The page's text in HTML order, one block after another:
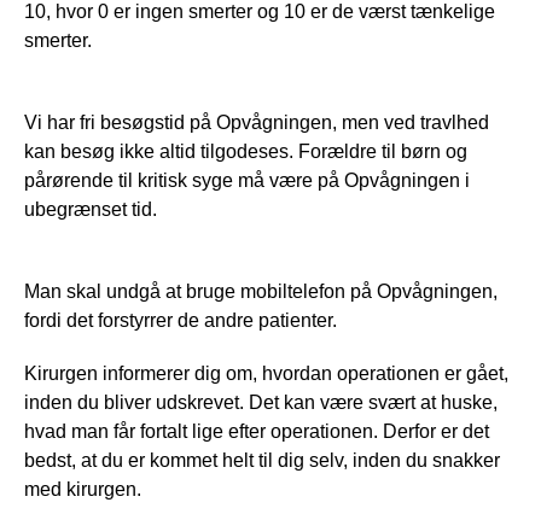
10, hvor 0 er ingen smerter og 10 er de værst tænkelige
smerter.
Vi har fri besøgstid på Opvågningen, men ved travlhed
kan besøg ikke altid tilgodeses. Forældre til børn og
pårørende til kritisk syge må være på Opvågningen i
ubegrænset tid.
Man skal undgå at bruge mobiltelefon på Opvågningen,
fordi det forstyrrer de andre patienter.
Kirurgen informerer dig om, hvordan operationen er gået,
inden du bliver udskrevet. Det kan være svært at huske,
hvad man får fortalt lige efter operationen. Derfor er det
bedst, at du er kommet helt til dig selv, inden du snakker
med kirurgen.